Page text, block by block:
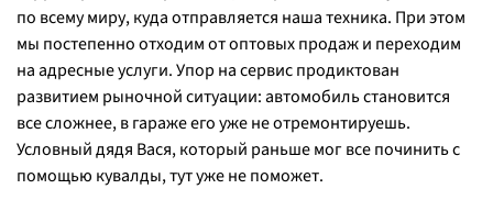
по всему миру, куда отправляется наша техника. При этом
мы постепенно отходим от оптовых продаж и переходим
на адресные услуги. Упор на сервис продиктован
развитием рыночной ситуации: автомобиль становится
все сложнее, в гараже его уже не отремонтируешь.
Условный дядя Вася, который раньше мог все починить с
помощью кувалды, тут уже не поможет.